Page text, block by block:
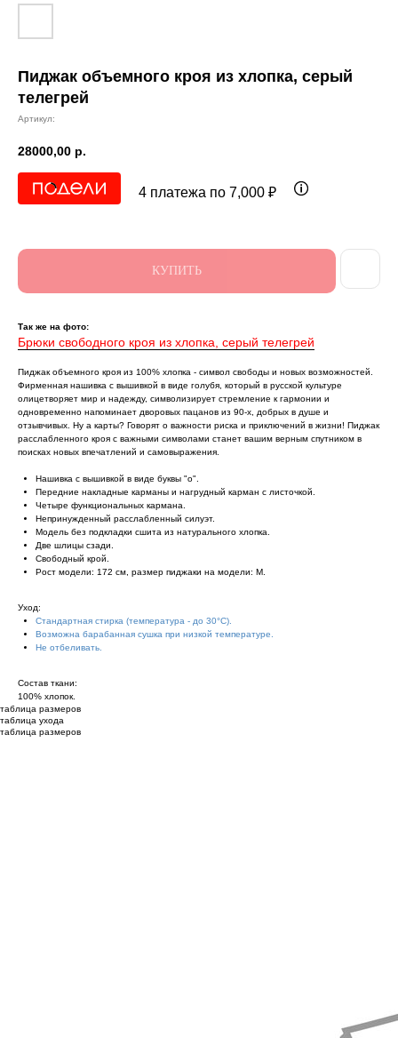
Пиджак объемного кроя из хлопка, серый
телегрей
Артикул:
28000,00 р.
4 платежа по 7,000 ₽
КУПИТЬ
Так же на фото:
Брюки свободного кроя из хлопка, серый телегрей
Пиджак объемного кроя из 100% хлопка - символ свободы и новых возможностей.
Фирменная нашивка с вышивкой в виде голубя, который в русской культуре
олицетворяет мир и надежду, символизирует стремление к гармонии и
одновременно напоминает дворовых пацанов из 90-х, добрых в душе и
отзывчивых. Ну а карты? Говорят о важности риска и приключений в жизни! Пиджак
расслабленного кроя с важными символами станет вашим верным спутником в
поисках новых впечатлений и самовыражения.
Нашивка с вышивкой в виде буквы "о".
Передние накладные карманы и нагрудный карман с листочкой.
Четыре функциональных кармана.
Непринужденный расслабленный силуэт.
Модель без подкладки сшита из натурального хлопка.
Две шлицы сзади.
Свободный крой.
Рост модели: 172 см, размер пиджаки на модели: М.
Уход:
Стандартная стирка (температура - до 30°C).
Возможна барабанная сушка при низкой температуре.
Не отбеливать.
Состав ткани:
100% хлопок.
таблица размеров
таблица ухода
таблица размеров